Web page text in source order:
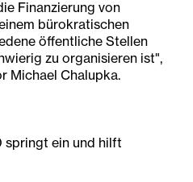
Finanzierung von
bürokratischen
öffentliche Stellen
zu organisieren ist",
Michael Chalupka.
springt ein und hilft